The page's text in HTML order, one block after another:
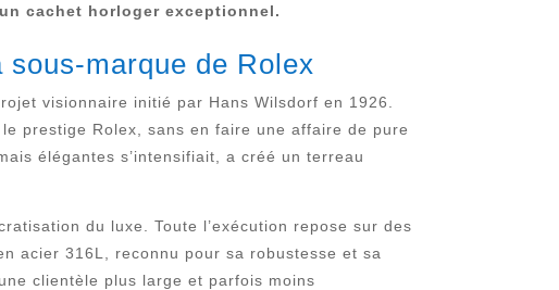
cachet horloger exceptionnel.
marque de Rolex
visionnaire initié par Hans Wilsdorf en 1926.
prestige Rolex, sans en faire une affaire de pure
élégantes s’intensifiait, a créé un terreau
du luxe. Toute l’exécution repose sur des
acier 316L, reconnu pour sa robustesse et sa
clientèle plus large et parfois moins